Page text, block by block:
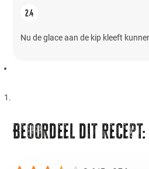
Nu de glace aan de kip kleeft
Beoordeel dit recept: